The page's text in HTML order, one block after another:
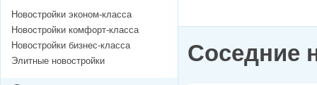
Соседние
Новостройки эконом-класса
Новостройки комфорт-класса
Новостройки бизнес-класса
Элитные новостройки